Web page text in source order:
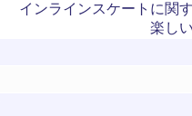
インラインスケートに関
楽し